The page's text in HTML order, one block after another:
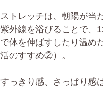
ストレッチは、朝陽が当
紫外線を浴びることで、
で体を伸ばすしたり温め
活のすすめ②）。
すっきり感、さっぱり感